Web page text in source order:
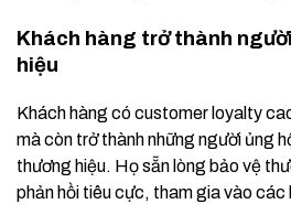
Khách hàng trở thành
hiệu
Khách hàng có customer loyalty
mà còn trở thành những người ủng
thương hiệu. Họ sẵn lòng bảo vệ
phản hồi tiêu cực, tham gia vào